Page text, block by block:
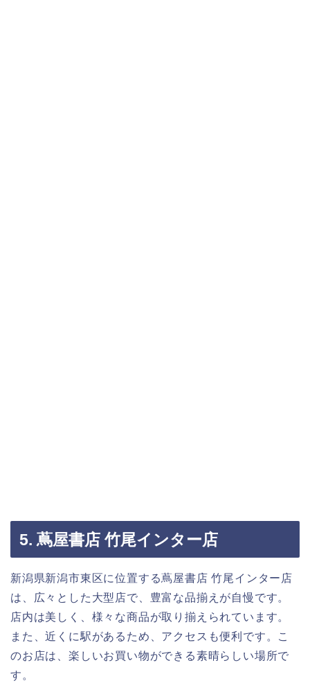
5. 蔦屋書店 竹尾インター店
新潟県新潟市東区に位置する蔦屋書店 竹尾インター店
は、広々とした大型店で、豊富な品揃えが自慢です。
店内は美しく、様々な商品が取り揃えられています。
また、近くに駅があるため、アクセスも便利です。こ
のお店は、楽しいお買い物ができる素晴らしい場所で
す。